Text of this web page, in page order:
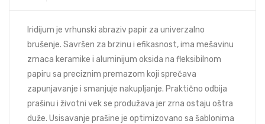
Iridijum je vrhunski abraziv papir za univerzalno
brušenje. Savršen za brzinu i efikasnost, ima mešavinu
zrnaca keramike i aluminijum oksida na fleksibilnom
papiru sa preciznim premazom koji sprečava
zapunjavanje i smanjuje nakupljanje. Praktično odbija
prašinu i životni vek se produžava jer zrna ostaju oštra
duže. Usisavanje prašine je optimizovano sa šablonima